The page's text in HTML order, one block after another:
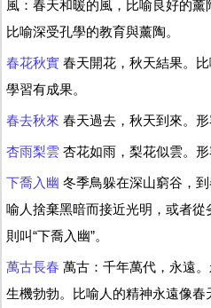
風：春天和暖的風，比喻良好的薰
比喻深受孔學的教育與薰陶。
春花秋實 春天開花，秋天結果。
學習有成果。
春去秋來 春天過去，秋天到來。形
杏雨梨雲 杏花如雨，梨花似雲。形
下喬入幽 冬季鳥躲在深山窮谷，
喻人捨棄黑暗而接近光明，或者
則叫“下喬入幽”。
萬古長春 萬古：千年萬代，永遠
生機勃勃。比喻人的精神永遠像